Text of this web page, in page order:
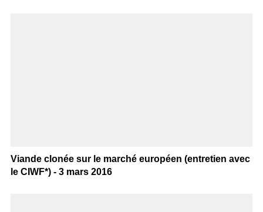
Viande clonée sur le marché européen (entretien avec
le CIWF*) - 3 mars 2016